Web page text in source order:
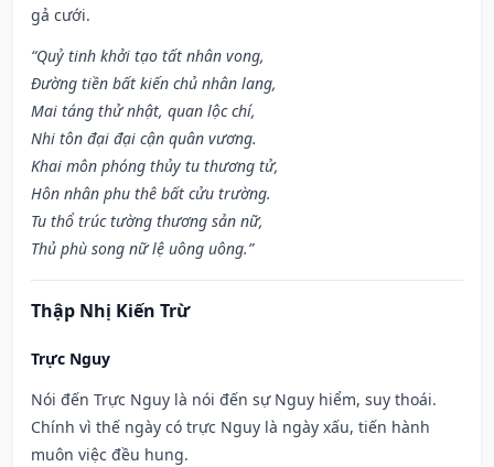
gả cưới.
“Quỷ tinh khởi tạo tất nhân vong,
Đường tiền bất kiến chủ nhân lang,
Mai táng thử nhật, quan lộc chí,
Nhi tôn đại đại cận quân vương.
Khai môn phóng thủy tu thương tử,
Hôn nhân phu thê bất cửu trường.
Tu thổ trúc tường thương sản nữ,
Thủ phù song nữ lệ uông uông.”
Thập Nhị Kiến Trừ
Trực Nguy
Nói đến Trực Nguy là nói đến sự Nguy hiểm, suy thoái.
Chính vì thế ngày có trực Nguy là ngày xấu, tiến hành
muôn việc đều hung.